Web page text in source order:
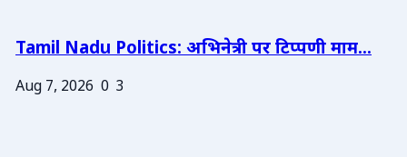
Tamil Nadu Politics: अभिनेत्री पर टिप्पणी माम...
Aug 7, 2026 0 3